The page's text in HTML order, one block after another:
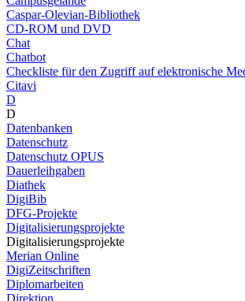
Caspar-Olevian-Bibliothek
CD-ROM und DVD
Chat
Chatbot
Checkliste für den Zugriff auf elektronische
Citavi
D
D
Datenbanken
Datenschutz
Datenschutz OPUS
Dauerleihgaben
Diathek
DigiBib
DFG-Projekte
Digitalisierungsprojekte
Digitalisierungsprojekte
Merian Online
DigiZeitschriften
Diplomarbeiten
Direktion